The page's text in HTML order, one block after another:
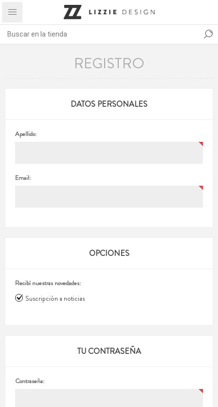
REGISTRO
DATOS PERSONALES
Apellido:
Email:
OPCIONES
Recibí nuestras novedades:
Suscripción a noticias
TU CONTRASEÑA
Contraseña: